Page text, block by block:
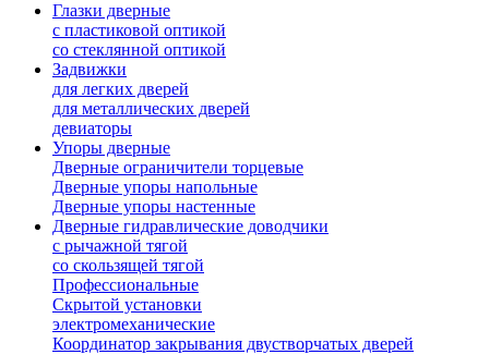
Глазки дверные
с пластиковой оптикой
со стеклянной оптикой
Задвижки
для легких дверей
для металлических дверей
девиаторы
Упоры дверные
Дверные ограничители торцевые
Дверные упоры напольные
Дверные упоры настенные
Дверные гидравлические доводчики
с рычажной тягой
со скользящей тягой
Профессиональные
Скрытой установки
электромеханические
Координатор закрывания двустворчатых дверей